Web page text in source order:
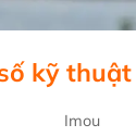
kỹ
Imou